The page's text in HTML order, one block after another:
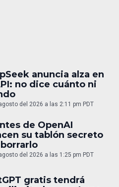
anuncia alza en
no dice cuánto ni
del 2026 a las 2:11 pm PDT
de OpenAI
su tablón secreto
del 2026 a las 1:25 pm PDT
gratis tendrá